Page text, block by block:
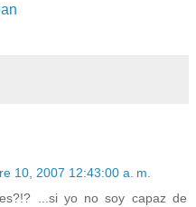
10, 2007 12:43:00 a. m.
...si yo no soy capaz de